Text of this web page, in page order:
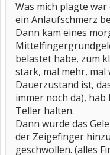
Was mich plagte
ein Anlaufschmerz
Dann kam eines
belastet habe, zum
stark, mal mehr, mal
Dauerzustand ist,
immer noch da), hab
Teller halten.
Dann wurde das
der Zeigefinger
geschwollen. (alles